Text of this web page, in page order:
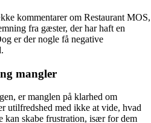
kommentarer om Restaurant MOS,
fra gæster, der har haft en
er der nogle få negative
mangler
er manglen på klarhed om
utilfredshed med ikke at vide, hvad
kan skabe frustration, især for dem